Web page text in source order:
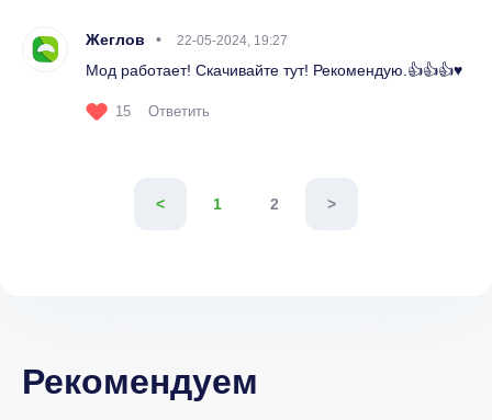
Жеглов 22-05-2024, 19:27
Мод работает! Скачивайте тут! Рекомендую.👍👍👍♥️
15 Ответить
< 1 2 >
Рекомендуем